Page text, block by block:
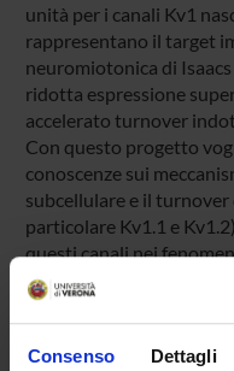
Consenso Dettagli
unità per i canali Kv1
rappresentano il target
neuromiotonica di
ridotta espressione
accelerato turnover
Con questo progetto
conoscenze sui
subcellulare e il turnover
particolare Kv1.1 e
questi canali nei
intendiamo realizzare
semplificata ed
sindrome